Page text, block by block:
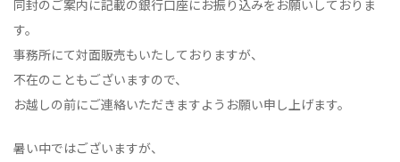
同封のご案内に記載の銀行口座にお振り込みをお願いしておりま
す。
事務所にて対面販売もいたしておりますが、
不在のこともございますので、
お越しの前にご連絡いただきますようお願い申し上げます。
暑い中ではございますが、